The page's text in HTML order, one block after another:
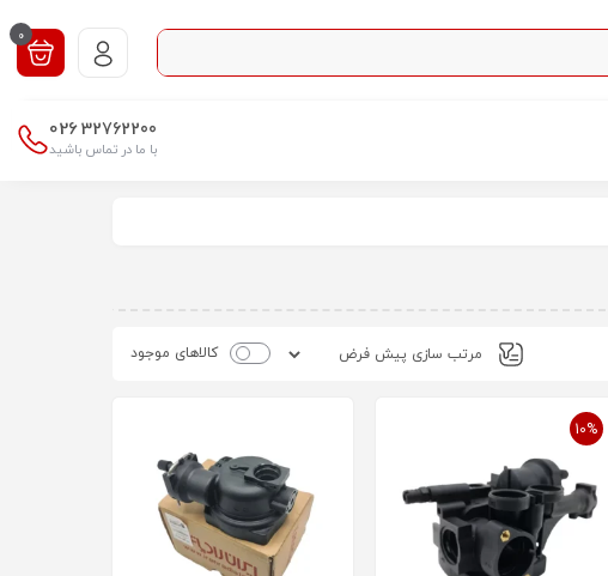
0
32762200
026
با ما در تماس باشید
کالاهای موجود
10%